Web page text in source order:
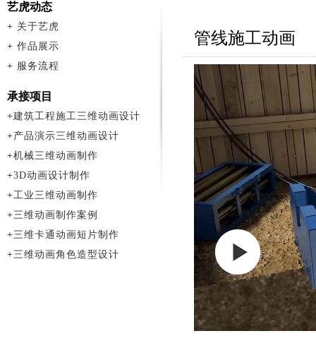
管线施工动画
艺虎动态
+ 关于艺虎
+ 作品展示
+ 服务流程
承接项目
+建筑工程施工三维动画设计
+产品演示三维动画设计
+机械三维动画制作
+3D动画设计制作
+工业三维动画制作
+三维动画制作案例
+三维卡通动画短片制作
+三维动画角色造型设计